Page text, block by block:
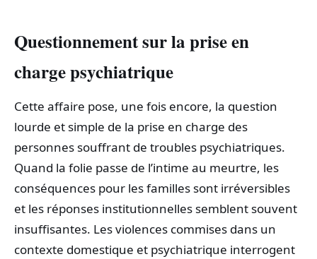
Questionnement sur la prise en
charge psychiatrique
Cette affaire pose, une fois encore, la question
lourde et simple de la prise en charge des
personnes souffrant de troubles psychiatriques.
Quand la folie passe de l’intime au meurtre, les
conséquences pour les familles sont irréversibles
et les réponses institutionnelles semblent souvent
insuffisantes. Les violences commises dans un
contexte domestique et psychiatrique interrogent